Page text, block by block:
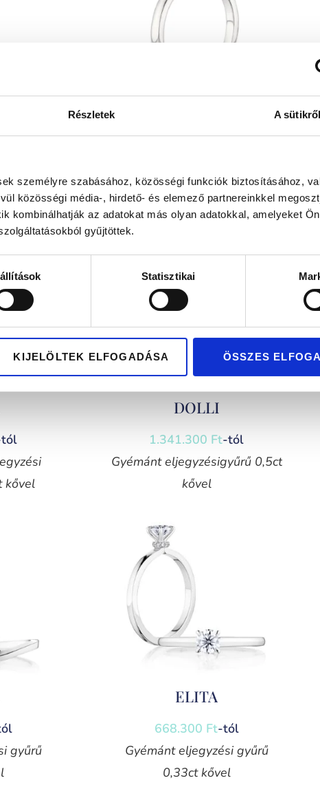
Részletek A sütikről
személyre szabásához, közösségi funkciók biztosításához,
közösségi média-, hirdető- és elemező partnereinkkel
kombinálhatják az adatokat más olyan adatokkal, amelyeket
gyűjtöttek.
Statisztikai
KIJELÖLTEK ELFOGADÁSA ÖSSZES
0,5ct kővel
kővel
DOLLI
1.341.300 Ft-tól
Gyémánt eljegyzésigyűrű 0,5ct
kővel
gyűrű
ELITA
668.300 Ft-tól
Gyémánt eljegyzési gyűrű
0,33ct kővel